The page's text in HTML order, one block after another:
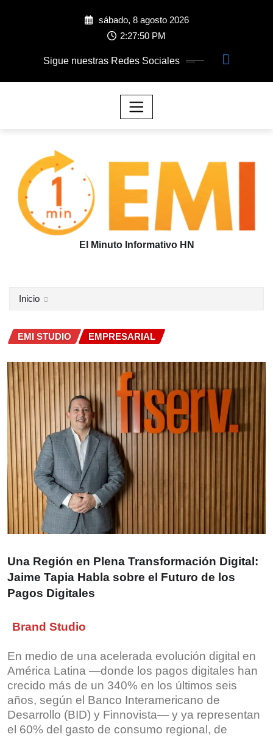
sábado, 8 agosto 2026
2:27:51 PM
Sigue nuestras Redes Sociales
El Minuto Informativo HN
Inicio
EMI STUDIO EMPRESARIAL
Una Región en Plena Transformación Digital:
Jaime Tapia Habla sobre el Futuro de los
Pagos Digitales
Brand Studio
En medio de una acelerada evolución digital en
América Latina —donde los pagos digitales han
crecido más de un 340% en los últimos seis
años, según el Banco Interamericano de
Desarrollo (BID) y Finnovista— y ya representan
el 60% del gasto de consumo regional, de